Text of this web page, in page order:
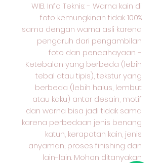
WIB. Info Teknis: - Warna kain di
foto kemungkinan tidak 100%
sama dengan warna asli karena
pengaruh dari pengambilan
foto dan pencahayaan. -
Ketebalan yang berbeda (lebih
tebal atau tipis), tekstur yang
berbeda (lebih halus, lembut
atau kaku) antar desain, motif
dan warna bisa jadi tidak sama
karena perbedaan jenis benang
katun, kerapatan kain, jenis
anyaman, proses finishing dan
lain-lain. Mohon ditanyakan